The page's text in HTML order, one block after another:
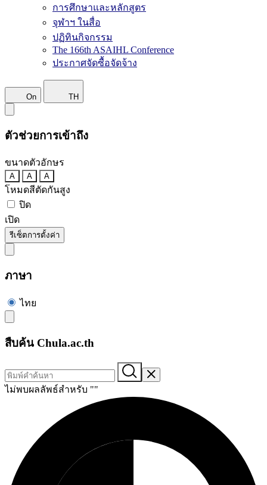
การศึกษาและหลักสูตร
จุฬาฯ ในสื่อ
ปฏิทินกิจกรรม
The 166th ASAIHL Conference
ประกาศจัดซื้อจัดจ้าง
On TH
ตัวช่วยการเข้าถึง
ขนาดตัวอักษร
A A A
โหมดสีตัดกันสูง
ปิด
เปิด
รีเซ็ตการตั้งค่า
ภาษา
ไทย
สืบค้น Chula.ac.th
ไม่พบผลลัพธ์สำหรับ ""